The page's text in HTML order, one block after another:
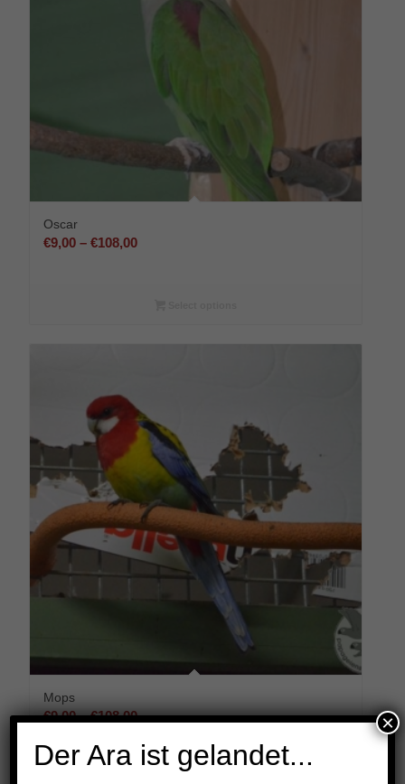
Oscar
€9,00 –€108,00Preisspanne:
Mops
€9,00 –€108,00Preisspanne:
bis
Der Ara ist gelandet...
×